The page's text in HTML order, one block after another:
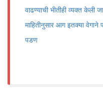
वाढण्याची भीतीही व्यक्त केली
माहितीनुसार आग इतक्या वेगाने
पडण